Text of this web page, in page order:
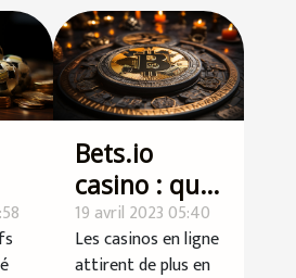
Bets.io
casino : que
vaut ce
bitcoin
19 avril 2023 05:40
Les casinos en ligne
attirent de plus en